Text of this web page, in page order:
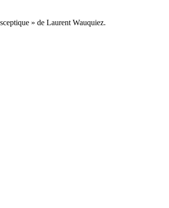
» de Laurent Wauquiez.